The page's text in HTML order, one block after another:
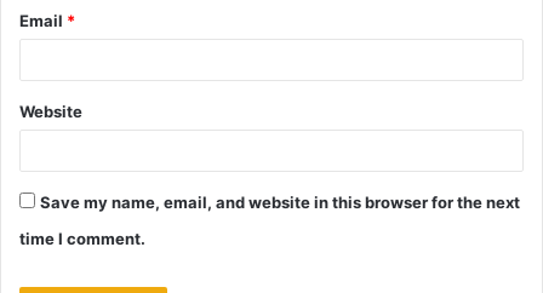
Email *
Website
Save my name, email, and website in this browser for the next
time I comment.